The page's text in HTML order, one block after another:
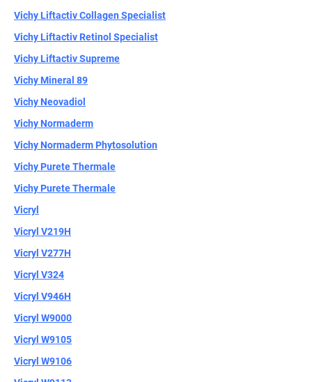
Vichy Liftactiv Collagen Specialist
Vichy Liftactiv Retinol Specialist
Vichy Liftactiv Supreme
Vichy Mineral 89
Vichy Neovadiol
Vichy Normaderm
Vichy Normaderm Phytosolution
Vichy Purete Thermale
Vichy Purete Thermalе
Vicryl
Vicryl V219H
Vicryl V277H
Vicryl V324
Vicryl V946H
Vicryl W9000
Vicryl W9105
Vicryl W9106